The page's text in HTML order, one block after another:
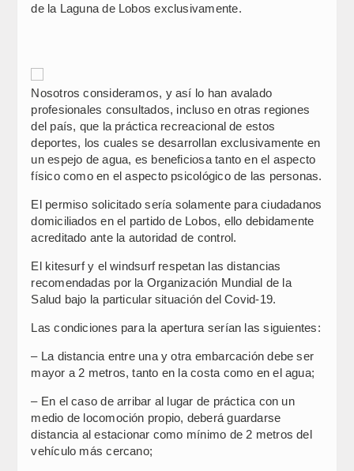
de la Laguna de Lobos exclusivamente.
Nosotros consideramos, y así lo han avalado
profesionales consultados, incluso en otras regiones
del país, que la práctica recreacional de estos
deportes, los cuales se desarrollan exclusivamente en
un espejo de agua, es beneficiosa tanto en el aspecto
físico como en el aspecto psicológico de las personas.
El permiso solicitado sería solamente para ciudadanos
domiciliados en el partido de Lobos, ello debidamente
acreditado ante la autoridad de control.
El kitesurf y el windsurf respetan las distancias
recomendadas por la Organización Mundial de la
Salud bajo la particular situación del Covid-19.
Las condiciones para la apertura serían las siguientes:
– La distancia entre una y otra embarcación debe ser
mayor a 2 metros, tanto en la costa como en el agua;
– En el caso de arribar al lugar de práctica con un
medio de locomoción propio, deberá guardarse
distancia al estacionar como mínimo de 2 metros del
vehículo más cercano;